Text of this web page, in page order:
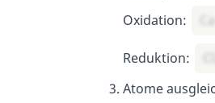
Oxidation:
Reduktion:
Atome